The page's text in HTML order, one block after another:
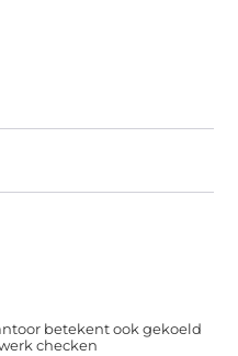
betekent ook gekoeld
checken